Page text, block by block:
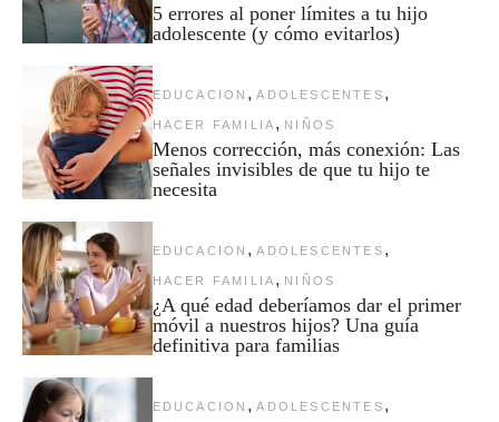
5 errores al poner límites a tu hijo
adolescente (y cómo evitarlos)
EDUCACION , ADOLESCENTES ,
HACER FAMILIA , NIÑOS
Menos corrección, más conexión: Las
señales invisibles de que tu hijo te
necesita
EDUCACION , ADOLESCENTES ,
HACER FAMILIA , NIÑOS
¿A qué edad deberíamos dar el primer
móvil a nuestros hijos? Una guía
definitiva para familias
EDUCACION , ADOLESCENTES ,